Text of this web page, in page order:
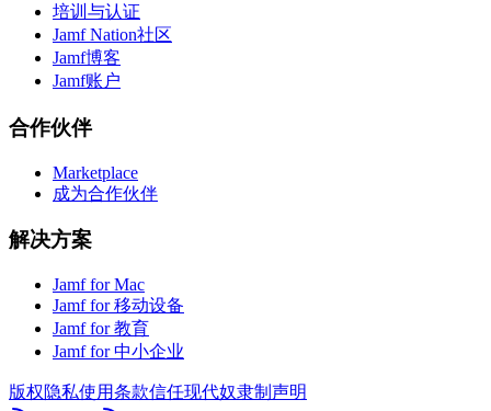
培训与认证
Jamf Nation社区
Jamf博客
Jamf账户
合作伙伴
Marketplace
成为合作伙伴
解决方案
Jamf for Mac
Jamf for 移动设备
Jamf for 教育
Jamf for 中小企业
版权隐私使用条款信任现代奴隶制声明